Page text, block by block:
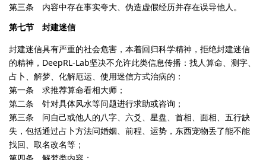
第三条 内容中存在事实夸大、伪造虚假经历并存在误导他人。
第七节 封建迷信
封建迷信具有严重的社会危害，本着回归科学精神，拒绝封建迷信
的精神，DeepRL-Lab坚决不允许此类信息传播：找人算命、测字、
占卜、解梦、化解厄运、使用迷信方式治病的：
第一条 求推荐算命看相大师；
第二条 针对具体风水等问题进行求助或咨询；
第三条 问自己或他人的八字、六爻、星盘、首相、面相、五行缺
失，包括通过占卜方法问婚姻、前程、运势，东西宠物丢了能不能
找回、取名改名等；